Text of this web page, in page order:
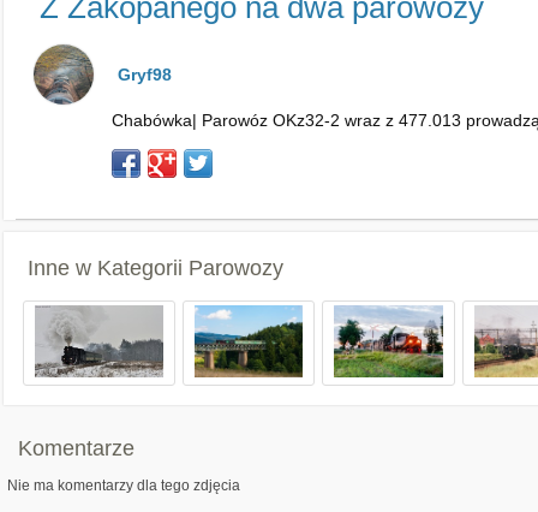
Z Zakopanego na dwa parowozy
Gryf98
Chabówka| Parowóz OKz32-2 wraz z 477.013
Inne w Kategorii Parowozy
Komentarze
Nie ma komentarzy dla tego zdjęcia